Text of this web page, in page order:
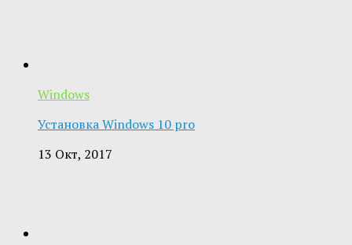
Windows
Установка Windows 10 pro
13 Окт, 2017